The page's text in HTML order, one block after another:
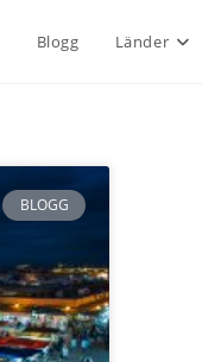
Blogg Länder
BLOGG